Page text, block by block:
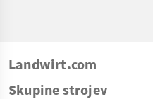
Landwirt.com
Skupine strojev